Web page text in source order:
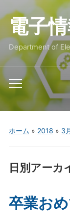
電子
Department of
Toggle
mobile
menu
ホーム » 2018 » 3
日別アーカ
卒業お